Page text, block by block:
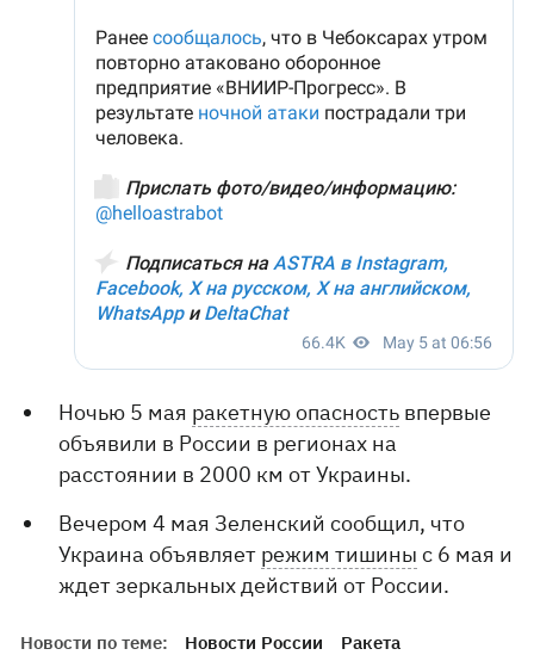
Ночью 5 мая ракетную опасность впервые
объявили в России в регионах на
расстоянии в 2000 км от Украины.
Вечером 4 мая Зеленский сообщил, что
Украина объявляет режим тишины с 6 мая и
ждет зеркальных действий от России.
Новости по теме: Новости России
Ракета